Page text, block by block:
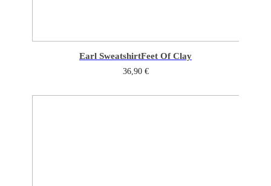
Earl SweatshirtFeet Of Clay
36,90 €